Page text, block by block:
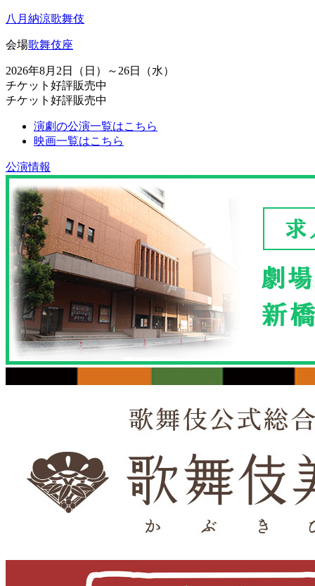
八月納涼歌舞伎
会場歌舞伎座
2026年8月2日（日）～26日（水）
チケット好評販売中
チケット好評販売中
演劇の公演一覧はこちら
映画一覧はこちら
公演情報